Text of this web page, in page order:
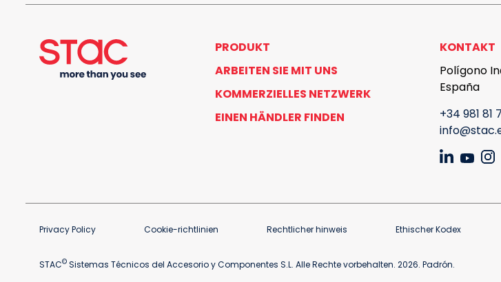
PRODUKT
ARBEITEN SIE MIT UNS
KOMMERZIELLES NETZWERK
EINEN HÄNDLER FINDEN
KONTAKT
Polígono
España
+34 981 81
Privacy Policy Cookie-richtlinien Rechtlicher hinweis Ethischer Kodex
STAC© Sistemas Técnicos del Accesorio y Componentes S.L. Alle Rechte vorbehalten. 2026. Padrón.